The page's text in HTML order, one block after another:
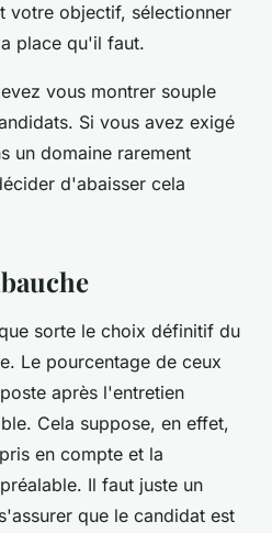
votre objectif, sélectionner
place qu'il faut.
vous montrer souple
Si vous avez exigé
un domaine rarement
d'abaisser cela
sorte le choix définitif du
Le pourcentage de ceux
après l'entretien
Cela suppose, en effet,
en compte et la
Il faut juste un
que le candidat est